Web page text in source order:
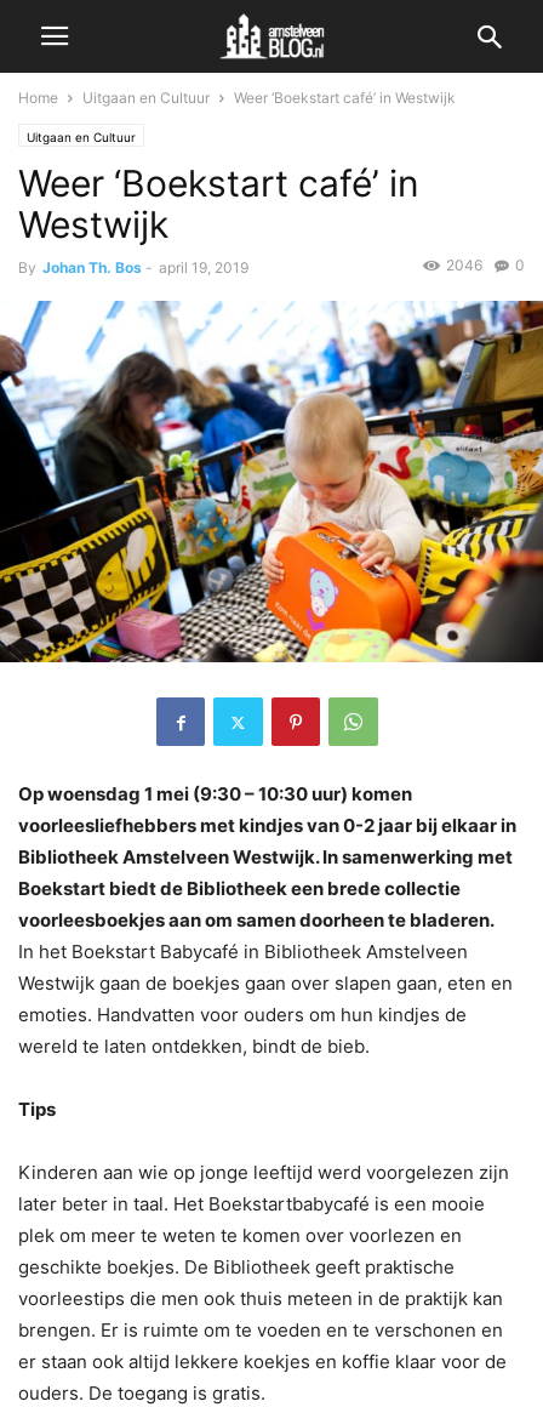
Home Uitgaan en Cultuur Weer ‘Boekstart café’ in Westwijk
Uitgaan en Cultuur
Weer ‘Boekstart café’ in
Westwijk
By Johan Th. Bos - april 19, 2019 0
2046
Op woensdag 1 mei (9:30 – 10:30 uur) komen
voorleesliefhebbers met kindjes van 0-2 jaar bij elkaar in
Bibliotheek Amstelveen Westwijk. In samenwerking met
Boekstart biedt de Bibliotheek een brede collectie
voorleesboekjes aan om samen doorheen te bladeren.
In het Boekstart Babycafé in Bibliotheek Amstelveen
Westwijk gaan de boekjes gaan over slapen gaan, eten en
emoties. Handvatten voor ouders om hun kindjes de
wereld te laten ontdekken, bindt de bieb.
Tips
Kinderen aan wie op jonge leeftijd werd voorgelezen zijn
later beter in taal. Het Boekstartbabycafé is een mooie
plek om meer te weten te komen over voorlezen en
geschikte boekjes. De Bibliotheek geeft praktische
voorleestips die men ook thuis meteen in de praktijk kan
brengen. Er is ruimte om te voeden en te verschonen en
er staan ook altijd lekkere koekjes en koffie klaar voor de
ouders. De toegang is gratis.